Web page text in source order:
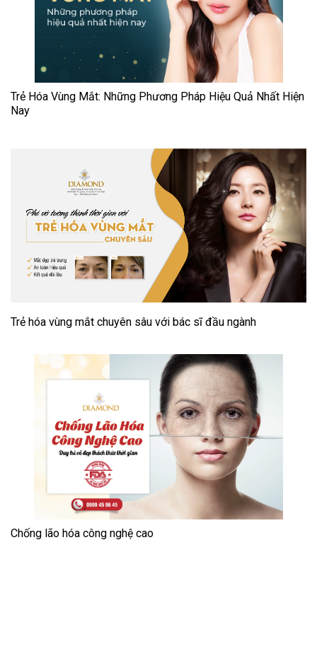
Trẻ Hóa Vùng Mắt: Những Phương Pháp Hiệu Quả Nhất Hiện
Nay
Trẻ hóa vùng mắt chuyên sâu với bác sĩ đầu ngành
Chống lão hóa công nghệ cao